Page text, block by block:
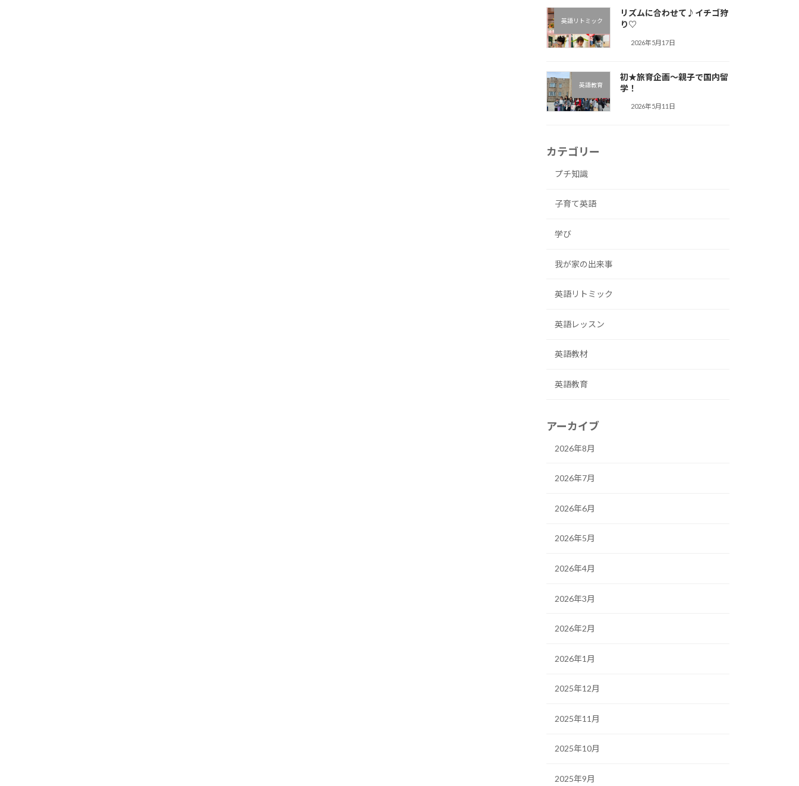
英語リトミック
リズムに合わせて♪︎イチゴ狩
り♡
2026年5月17日
英語教育
初★旅育企画～親子で国内留
学！
2026年5月11日
カテゴリー
プチ知識
子育て英語
学び
我が家の出来事
英語リトミック
英語レッスン
英語教材
英語教育
アーカイブ
2026年8月
2026年7月
2026年6月
2026年5月
2026年4月
2026年3月
2026年2月
2026年1月
2025年12月
2025年11月
2025年10月
2025年9月